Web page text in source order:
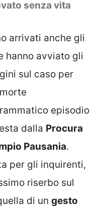
senza vita
arrivati anche gli
hanno avviato gli
sul caso per
episodio
dalla Procura
Pausania.
per gli inquirenti,
riserbo sul
di un gesto